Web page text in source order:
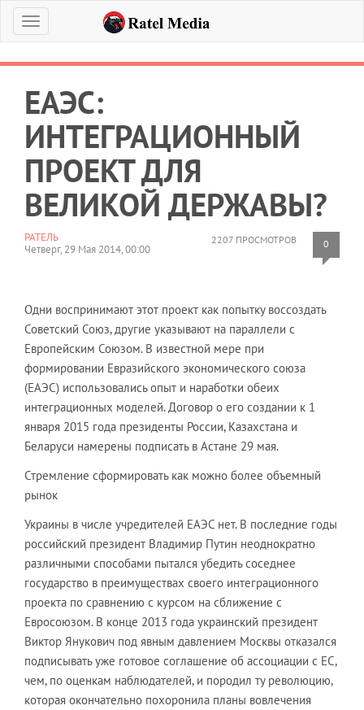
Меню
ЕАЭС:
ИНТЕГРАЦИОННЫЙ
ПРОЕКТ ДЛЯ
ВЕЛИКОЙ ДЕРЖАВЫ?
2207 ПРОСМОТРОВ 0
РАТЕЛЬ
Четверг, 29 Мая 2014, 00:00
Одни воспринимают этот проект как попытку воссоздать
Советский Союз, другие указывают на параллели с
Европейским Союзом. В известной мере при
формировании Евразийского экономического союза
(ЕАЭС) использовались опыт и наработки обеих
интеграционных моделей. Договор о его создании к 1
января 2015 года президенты России, Казахстана и
Беларуси намерены подписать в Астане 29 мая.
Стремление сформировать как можно более объемный
рынок
Украины в числе учредителей ЕАЭС нет. В последние годы
российский президент Владимир Путин неоднократно
различными способами пытался убедить соседнее
государство в преимуществах своего интеграционного
проекта по сравнению с курсом на сближение с
Евросоюзом. В конце 2013 года украинский президент
Виктор Янукович под явным давлением Москвы отказался
подписывать уже готовое соглашение об ассоциации с ЕС,
чем, по оценкам наблюдателей, и породил ту революцию,
которая окончательно похоронила планы вовлечения